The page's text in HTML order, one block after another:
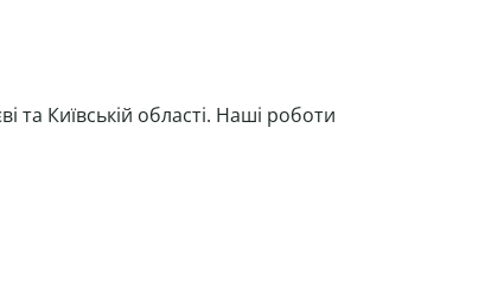
та Київській області. Наші роботи